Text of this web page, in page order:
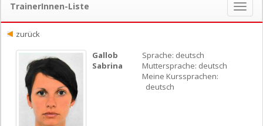
TrainerInnen-Liste
ein-/
zurück
Gallob
Sabrina
Sprache: deutsch
Muttersprache: deutsch
Meine Kurssprachen:
deutsch